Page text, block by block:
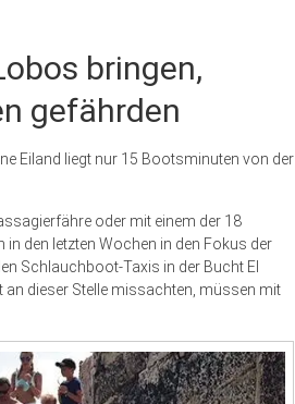
bringen,
gefährden
Eiland liegt nur 15 Bootsminuten von der
oder mit einem der 18
den letzten Wochen in den Fokus der
Schlauchboot-Taxis in der Bucht El
an dieser Stelle missachten, müssen mit